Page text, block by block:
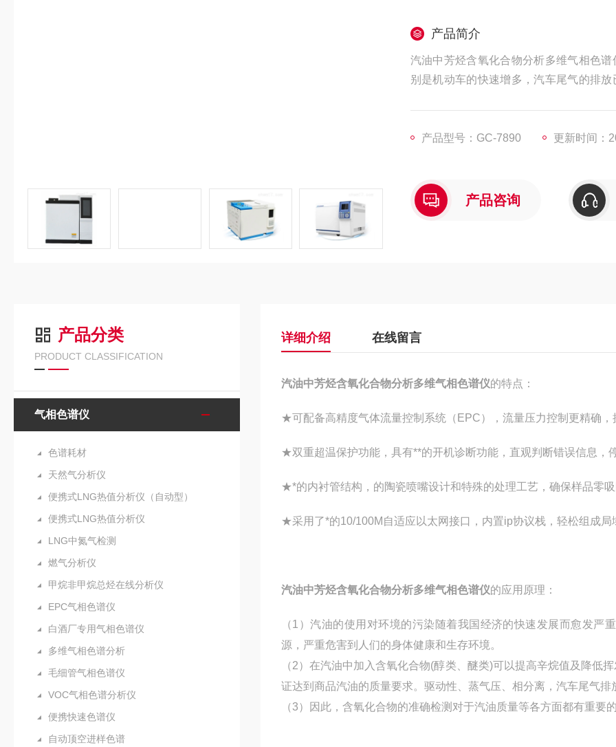
产品简介
汽油中芳烃含氧化合物分析多维气相色
别是机动车的快速增多，汽车尾气的排
产品型号：GC-7890
更新时间：
产品咨询
产品分类
PRODUCT CLASSIFICATION
气相色谱仪
色谱耗材
天然气分析仪
便携式LNG热值分析仪（自动型）
便携式LNG热值分析仪
LNG中氮气检测
燃气分析仪
甲烷非甲烷总烃在线分析仪
EPC气相色谱仪
白酒厂专用气相色谱仪
多维气相色谱分析
毛细管气相色谱仪
VOC气相色谱分析仪
便携快速色谱仪
自动顶空进样色谱
详细介绍 在线留言
汽油中芳烃含氧化合物分析多维气相色谱仪的特点：
★可配备高精度气体流量控制系统（EPC），流量压力控制更精确
★双重超温保护功能，具有**的开机诊断功能，直观判断错误信息，
★*的内衬管结构，的陶瓷喷嘴设计和特殊的处理工艺，确保样品零
★采用了*的10/100M自适应以太网接口，内置ip协议栈，轻松组成
汽油中芳烃含氧化合物分析多维气相色谱仪的应用原理：
（1）汽油的使用对环境的污染随着我国经济的快速发展而愈发
源，严重危害到人们的身体健康和生存环境。
（2）在汽油中加入含氧化合物(醇类、醚类)可以提高辛烷值及降低
证达到商品汽油的质量要求。驱动性、蒸气压、相分离，汽车尾气
（3）因此，含氧化合物的准确检测对于汽油质量等各方面都有重要